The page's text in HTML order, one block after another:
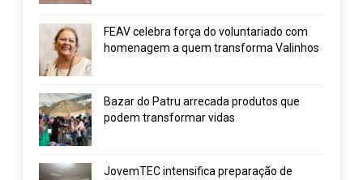
FEAV celebra força do voluntariado com
homenagem a quem transforma Valinhos
Bazar do Patru arrecada produtos que
podem transformar vidas
JovemTEC intensifica preparação de